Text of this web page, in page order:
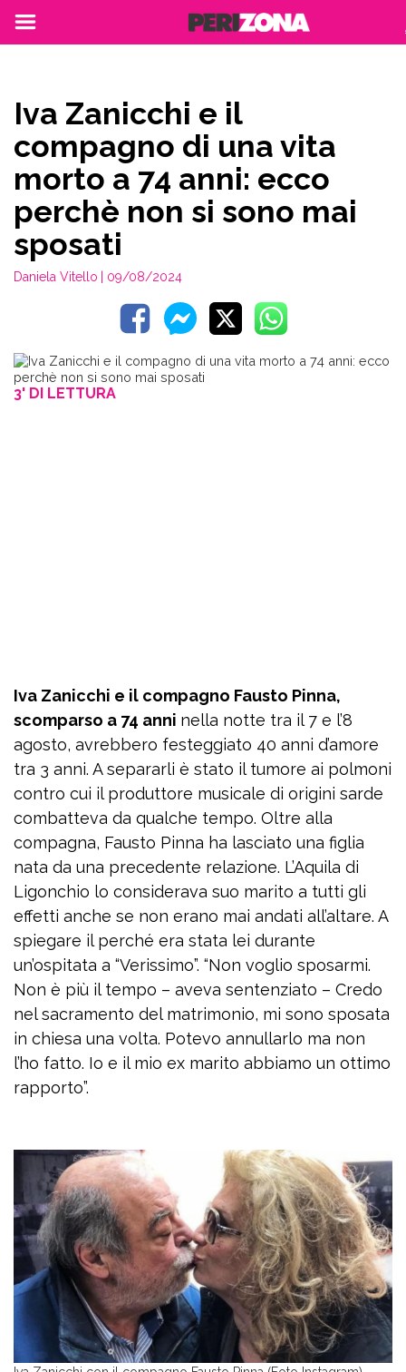
Iva Zanicchi e il
compagno di una vita
morto a 74 anni: ecco
perchè non si sono mai
sposati
Daniela Vitello | 09/08/2024
3' DI LETTURA
Iva Zanicchi e il compagno Fausto Pinna,
scomparso a 74 anni nella notte tra il 7 e l’8
agosto, avrebbero festeggiato 40 anni d’amore
tra 3 anni. A separarli è stato il tumore ai polmoni
contro cui il produttore musicale di origini sarde
combatteva da qualche tempo. Oltre alla
compagna, Fausto Pinna ha lasciato una figlia
nata da una precedente relazione. L’Aquila di
Ligonchio lo considerava suo marito a tutti gli
effetti anche se non erano mai andati all’altare. A
spiegare il perché era stata lei durante
un’ospitata a “Verissimo”. “Non voglio sposarmi.
Non è più il tempo – aveva sentenziato – Credo
nel sacramento del matrimonio, mi sono sposata
in chiesa una volta. Potevo annullarlo ma non
l’ho fatto. Io e il mio ex marito abbiamo un ottimo
rapporto”.